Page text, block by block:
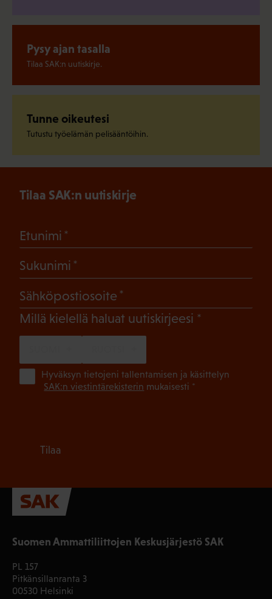
Pysy ajan tasalla
Tilaa SAK:n uutiskirje.
Tunne oikeutesi
Tutustu työelämän pelisääntöihin.
Suomen Ammattiliittojen Keskusjärjestö SAK
PL 157
Pitkänsillanranta 3
00530 Helsinki
Tilaa SAK:n uutiskirje
Etunimi
Sukunimi
Sähköpostiosoite
Millä kielellä haluat uutiskirjeesi (Pakollinen)
Hyväksyn tietojeni tallentamisen ja käsittelyn
SAK:n viestintärekisterin mukaisesti *
Tilaa